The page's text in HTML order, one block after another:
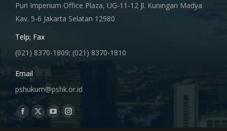
Puri Imperium Office Plaza, UG-11-12 Jl. Kuningan Madya
Kav. 5-6 Jakarta Selatan 12980
Telp; Fax
(021) 8370-1809; (021) 8370-1810
Email
pshukum@pshk.or.id
Find us on:
Facebook
X
YouTubeInstagram